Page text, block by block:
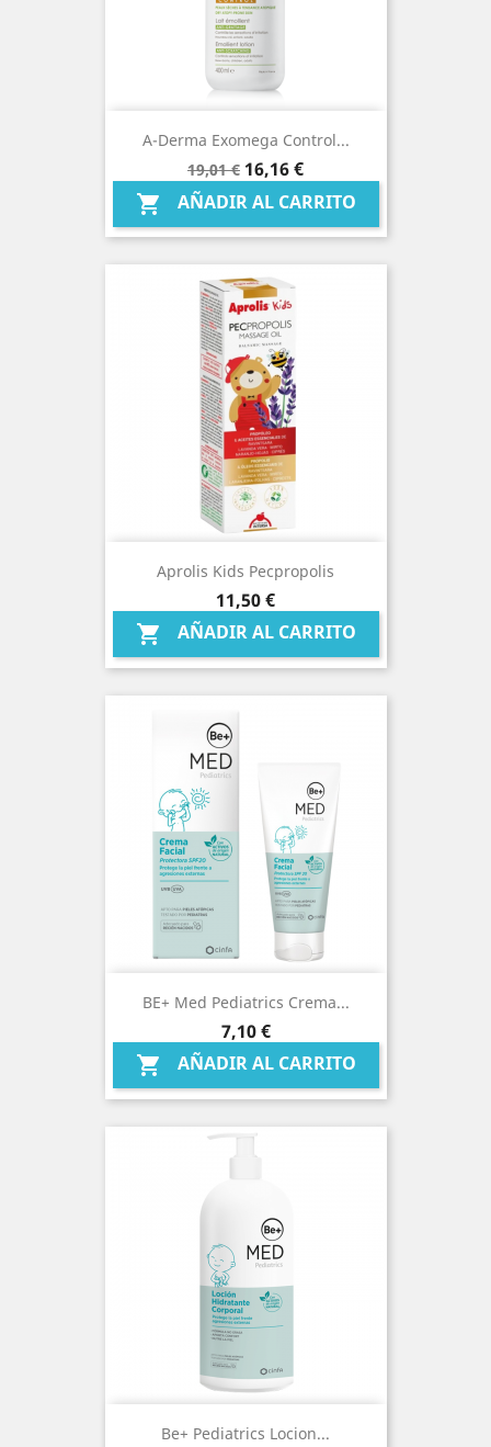
A-Derma Exomega Control...
Precio
base
19,01 € Precio
16,16 €
 AÑADIR AL CARRITO
Aprolis Kids Pecpropolis
Precio
11,50 €
 AÑADIR AL CARRITO
BE+ Med Pediatrics Crema...
Precio
7,10 €
 AÑADIR AL CARRITO
Be+ Pediatrics Locion...